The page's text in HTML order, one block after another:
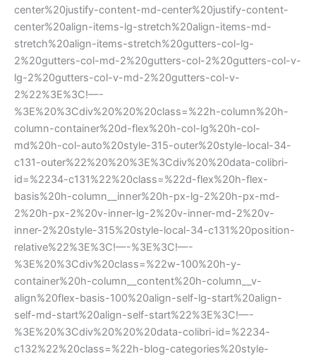
center%20justify-content-md-center%20justify-content-
center%20align-items-lg-stretch%20align-items-md-
stretch%20align-items-stretch%20gutters-col-lg-
2%20gutters-col-md-2%20gutters-col-2%20gutters-col-v-
lg-2%20gutters-col-v-md-2%20gutters-col-v-
2%22%3E%3C!—-
%3E%20%3Cdiv%20%20%20class=%22h-column%20h-
column-container%20d-flex%20h-col-lg%20h-col-
md%20h-col-auto%20style-315-outer%20style-local-34-
c131-outer%22%20%20%3E%3Cdiv%20%20data-colibri-
id=%2234-c131%22%20class=%22d-flex%20h-flex-
basis%20h-column__inner%20h-px-lg-2%20h-px-md-
2%20h-px-2%20v-inner-lg-2%20v-inner-md-2%20v-
inner-2%20style-315%20style-local-34-c131%20position-
relative%22%3E%3C!—-%3E%3C!—-
%3E%20%3Cdiv%20class=%22w-100%20h-y-
container%20h-column__content%20h-column__v-
align%20flex-basis-100%20align-self-lg-start%20align-
self-md-start%20align-self-start%22%3E%3C!—-
%3E%20%3Cdiv%20%20%20data-colibri-id=%2234-
c132%22%20class=%22h-blog-categories%20style-